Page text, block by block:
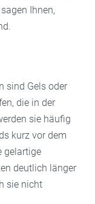
Ihnen,
sind Gels oder
die in der
sie häufig
kurz vor dem
gelartige
deutlich länger
sie nicht